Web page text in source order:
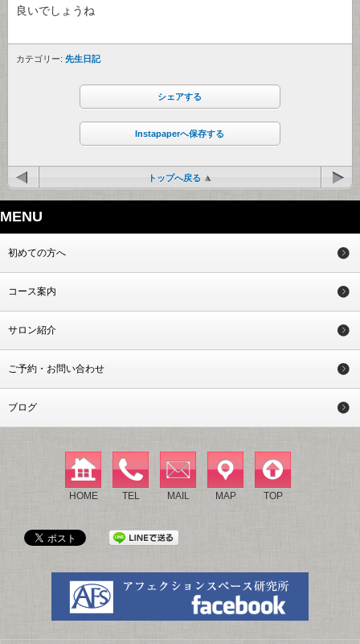
良いでしょうね
カテゴリー: 先生日記
シェアする
Instapaperへ保存する
トップへ戻る
MENU
初めての方へ
コース案内
サロン紹介
ご予約・お問い合わせ
ブログ
HOME TEL MAIL MAP TOP